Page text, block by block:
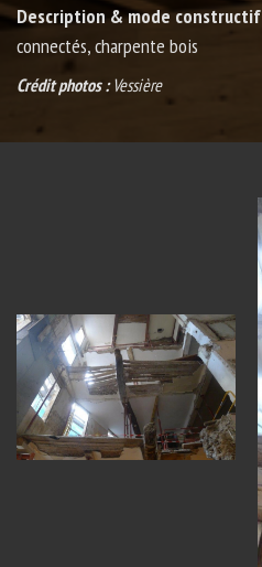
Description & mode
connectés, charpente bois
Crédit photos :Vessière